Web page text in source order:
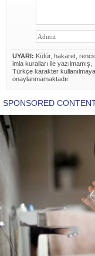
UYARI: Küfür, hakaret,
imla kuralları ile yazılmamış,
Türkçe karakter
onaylanmamaktadır.